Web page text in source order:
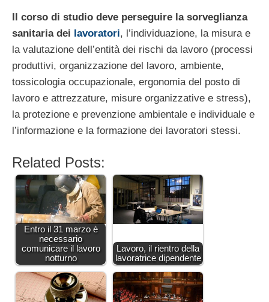
Il corso di studio deve perseguire la sorveglianza
sanitaria dei lavoratori, l’individuazione, la misura e
la valutazione dell’entità dei rischi da lavoro (processi
produttivi, organizzazione del lavoro, ambiente,
tossicologia occupazionale, ergonomia del posto di
lavoro e attrezzature, misure organizzative e stress),
la protezione e prevenzione ambientale e individuale e
l’informazione e la formazione dei lavoratori stessi.
Related Posts:
Entro il 31 marzo è
necessario
comunicare il lavoro
notturno
Lavoro, il rientro della
lavoratrice dipendente